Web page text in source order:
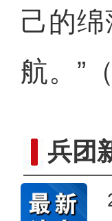
己的
航。”
兵团